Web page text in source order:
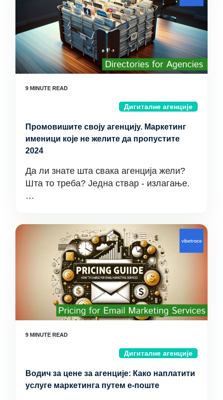
Дигиталне агенције
Промовишите своју агенцију. Маркетинг
именици које не желите да пропустите
2024
Да ли знате шта свака агенција жели?
Шта то треба? Једна ствар - излагање.
…
Дигиталне агенције
Водич за цене за агенције: Како наплатити
услуге маркетинга путем е-поште